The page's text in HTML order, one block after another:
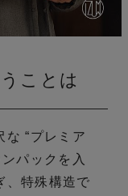
ことは
な “プレミア
パックを入
、特殊構造で